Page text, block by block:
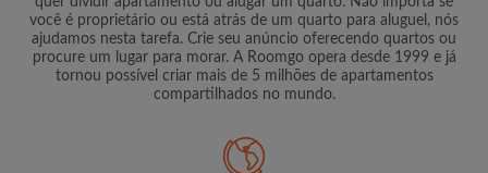
você é proprietário ou está atrás de um quarto para aluguel, nós
ajudamos nesta tarefa. Crie seu anúncio oferecendo quartos ou
procure um lugar para morar. A Roomgo opera desde 1999 e já
tornou possível criar mais de 5 milhões de apartamentos
compartilhados no mundo.